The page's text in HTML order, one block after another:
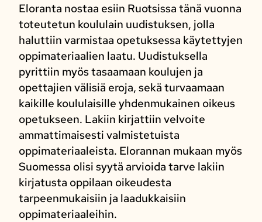
Eloranta nostaa esiin Ruotsissa tänä vuonna
toteutetun koululain uudistuksen, jolla
haluttiin varmistaa opetuksessa käytettyjen
oppimateriaalien laatu. Uudistuksella
pyrittiin myös tasaamaan koulujen ja
opettajien välisiä eroja, sekä turvaamaan
kaikille koululaisille yhdenmukainen oikeus
opetukseen. Lakiin kirjattiin velvoite
ammattimaisesti valmistetuista
oppimateriaaleista. Elorannan mukaan myös
Suomessa olisi syytä arvioida tarve lakiin
kirjatusta oppilaan oikeudesta
tarpeenmukaisiin ja laadukkaisiin
oppimateriaaleihin.